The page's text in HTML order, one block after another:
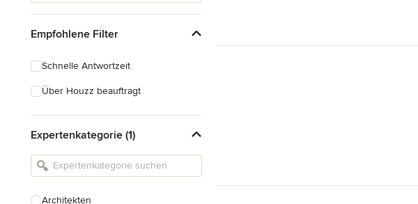
Empfohlene Filter
Schnelle Antwortzeit
Über Houzz beauftragt
Expertenkategorie (1)
Architekten